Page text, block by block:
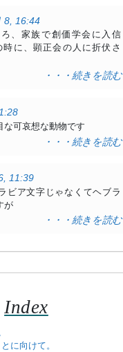
8, 16:44
、家族で創価学会に入信
時に、顕正会の人に折伏さ
・・・続きを読む
な可哀想な動物です
・・・続きを読む
11:39
ビア文字じゃなくてヘブラ
が
・・・続きを読む
Index
に向けて。